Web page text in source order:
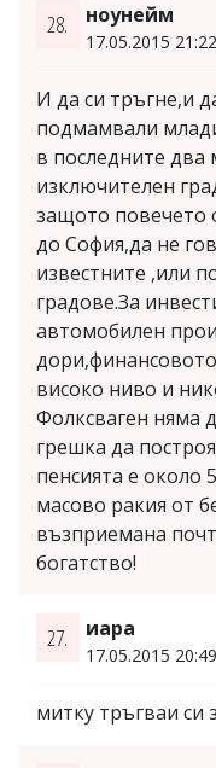
28. ноунейм
17.05.2015
И да си тръгне,и
подмамвали
в последните два
изключителен
защото повечето
до София,да не
известните ,или
градове.За
автомобилен
високо ниво и
Фолксваген няма
грешка да
пенсията е около
масово ракия от
възприемана
богатство!
27. иара
17.05.2015
митку тръгваи